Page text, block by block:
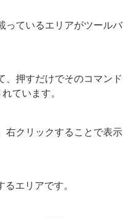
っているエリアがツールバ
、押すだけでそのコマンド
ています。
右クリックすることで表示
エリアです。